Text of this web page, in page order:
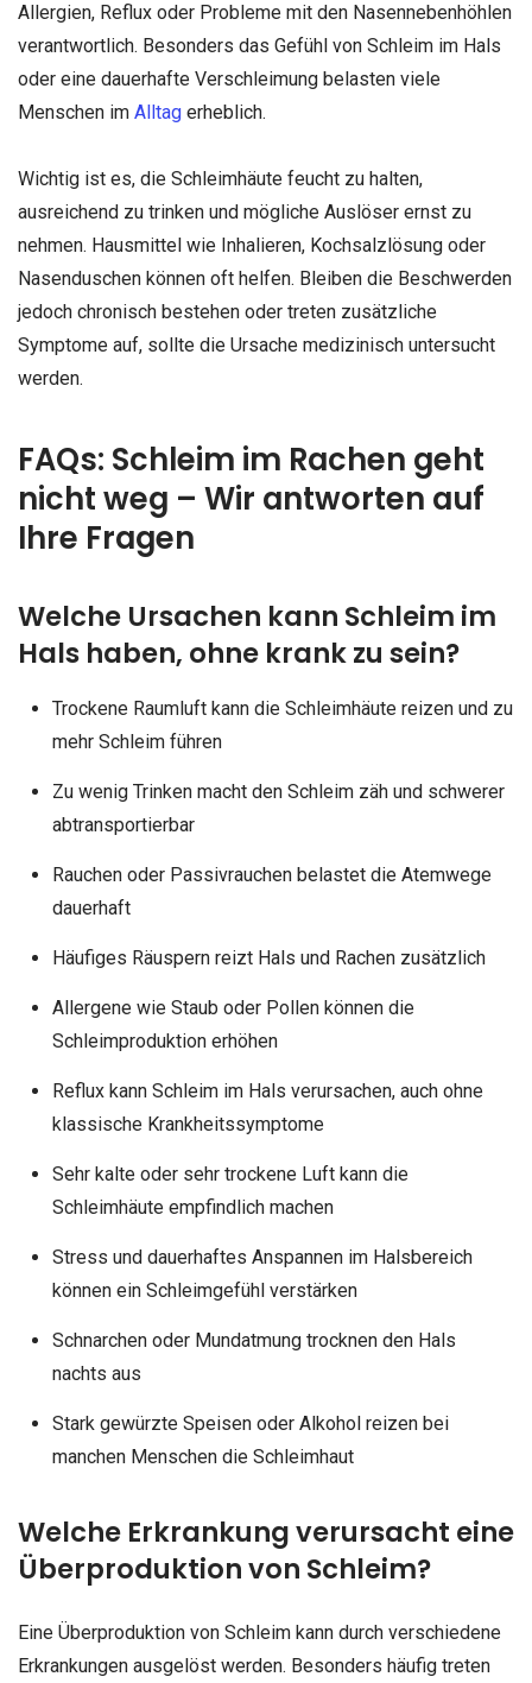
Allergien, Reflux oder Probleme mit den Nasennebenhöhlen
verantwortlich. Besonders das Gefühl von Schleim im Hals
oder eine dauerhafte Verschleimung belasten viele
Menschen im Alltag erheblich.
Wichtig ist es, die Schleimhäute feucht zu halten,
ausreichend zu trinken und mögliche Auslöser ernst zu
nehmen. Hausmittel wie Inhalieren, Kochsalzlösung oder
Nasenduschen können oft helfen. Bleiben die Beschwerden
jedoch chronisch bestehen oder treten zusätzliche
Symptome auf, sollte die Ursache medizinisch untersucht
werden.
FAQs: Schleim im Rachen geht
nicht weg – Wir antworten auf
Ihre Fragen
Welche Ursachen kann Schleim im
Hals haben, ohne krank zu sein?
Trockene Raumluft kann die Schleimhäute reizen und zu
mehr Schleim führen
Zu wenig Trinken macht den Schleim zäh und schwerer
abtransportierbar
Rauchen oder Passivrauchen belastet die Atemwege
dauerhaft
Häufiges Räuspern reizt Hals und Rachen zusätzlich
Allergene wie Staub oder Pollen können die
Schleimproduktion erhöhen
Reflux kann Schleim im Hals verursachen, auch ohne
klassische Krankheitssymptome
Sehr kalte oder sehr trockene Luft kann die
Schleimhäute empfindlich machen
Stress und dauerhaftes Anspannen im Halsbereich
können ein Schleimgefühl verstärken
Schnarchen oder Mundatmung trocknen den Hals
nachts aus
Stark gewürzte Speisen oder Alkohol reizen bei
manchen Menschen die Schleimhaut
Welche Erkrankung verursacht eine
Überproduktion von Schleim?
Eine Überproduktion von Schleim kann durch verschiedene
Erkrankungen ausgelöst werden. Besonders häufig treten